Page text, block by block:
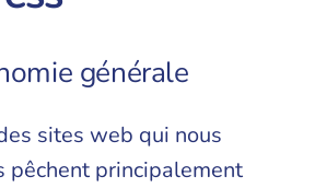
générale
sites web qui nous
pêchent principalement